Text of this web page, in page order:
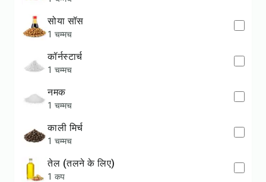
सोया सॉस
1 चम्मच
कॉर्नस्टार्च
1 चम्मच
नमक
1 चम्मच
काली मिर्च
1 चम्मच
तेल (तलने के लिए)
1 कप